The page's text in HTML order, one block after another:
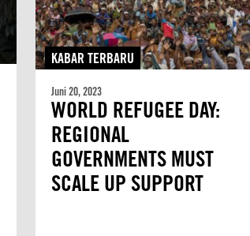
KABAR TERBARU
Juni 20, 2023
WORLD REFUGEE DAY:
REGIONAL
GOVERNMENTS MUST
SCALE UP SUPPORT